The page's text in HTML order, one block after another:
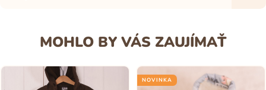
MOHLO BY VÁS ZAUJÍMAŤ
NOVINKA